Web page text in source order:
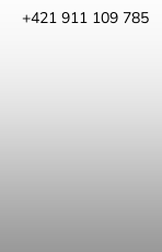
+421 911 109 785